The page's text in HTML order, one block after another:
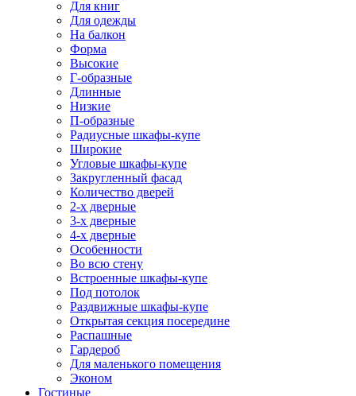
Для книг
Для одежды
На балкон
Форма
Высокие
Г-образные
Длинные
Низкие
П-образные
Радиусные шкафы-купе
Широкие
Угловые шкафы-купе
Закругленный фасад
Количество дверей
2-х дверные
3-х дверные
4-х дверные
Особенности
Во всю стену
Встроенные шкафы-купе
Под потолок
Раздвижные шкафы-купе
Открытая секция посередине
Распашные
Гардероб
Для маленького помещения
Эконом
Гостиные